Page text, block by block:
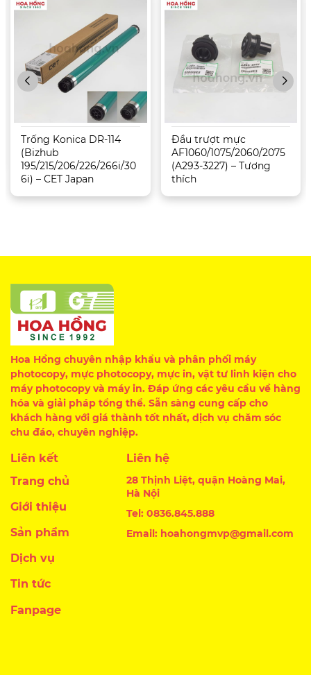
Trống Konica DR-114
(Bizhub
195/215/206/226/266i/30
6i) – CET Japan
Đầu trượt mực
AF1060/1075/2060/2075
(A293-3227) – Tương
thích
Hoa Hồng chuyên nhập khẩu và phân phối máy
photocopy, mực photocopy, mực in, vật tư linh kiện cho
máy photocopy và máy in. Đáp ứng các yêu cầu về hàng
hóa và giải pháp tổng thể. Sẵn sàng cung cấp cho
khách hàng với giá thành tốt nhất, dịch vụ chăm sóc
chu đáo, chuyên nghiệp.
Liên kết
Trang chủ
Giới thiệu
Sản phẩm
Dịch vụ
Tin tức
Liên hệ
28 Thịnh Liệt, quận Hoàng Mai,
Hà Nội
Tel: 0836.845.888
Email: hoahongmvp@gmail.com
Fanpage